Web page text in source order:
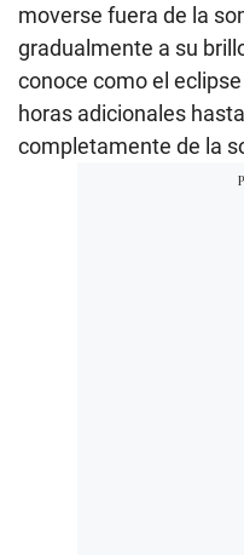
moverse fuera de la
gradualmente a su
conoce como el
horas adicionales
completamente de la